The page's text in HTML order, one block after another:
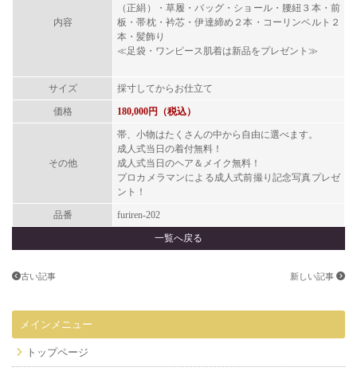
内容
（正絹）・草履・バッグ・ショール・腰紐３本・前
板・帯枕・衿芯・伊達締め２本・コーリンベルト２
本・髪飾り
≪足袋・ワンピース肌着は新品をプレゼント≫
サイズ 採寸してからお仕立て
価格 180,000円（税込）
その他
帯、小物はたくさんの中から自由に選べます。
成人式当日の着付無料！
成人式当日のヘア＆メイク無料！
プロカメラマンによる成人式前撮り記念写真プレゼ
ント！
品番 furiren-202
一覧へ戻る
古い記事 新しい記事
メインメニュー
トップページ